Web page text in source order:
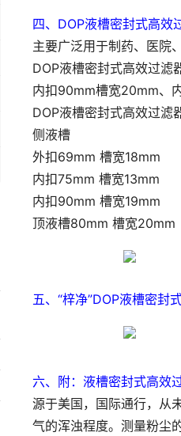
四、DOP液槽密封式高效
主要广泛用于制药、医院
DOP液槽密封式高效过滤
内扣90mm槽宽20mm、
DOP液槽密封式高效过滤
侧液槽
外扣69mm 槽宽18mm
内扣75mm 槽宽13mm
内扣90mm 槽宽19mm
顶液槽80mm 槽宽20mm
五、“梓净”DOP液槽密封
六、附：液槽密封式高效
源于美国，国际通行，从
气的浑浊程度。测量粉尘